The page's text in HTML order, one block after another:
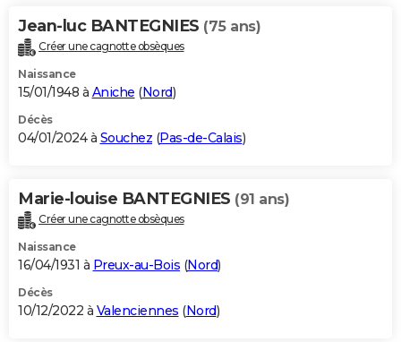
Bricolage
Lifestyle
Culture
Sport
Auto
Television
Voyage
Cinema
Jean-luc BANTEGNIES (75 ans)
Créer une cagnotte obsèques
Naissance
15/01/1948 à Aniche (Nord)
Décès
04/01/2024 à Souchez (Pas-de-Calais)
Marie-louise BANTEGNIES (91 ans)
Créer une cagnotte obsèques
Naissance
16/04/1931 à Preux-au-Bois (Nord)
Décès
10/12/2022 à Valenciennes (Nord)